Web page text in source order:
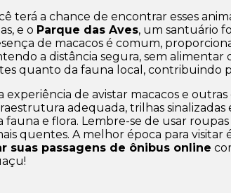
terá a chance de encontrar esses
e o Parque das Aves, um santuário
de macacos é comum,
a distância segura, sem
quanto da fauna local, contribuindo
experiência de avistar macacos e
adequada, trilhas sinalizadas
fauna e flora. Lembre-se de usar
quentes. A melhor época para
suas passagens de ônibus online